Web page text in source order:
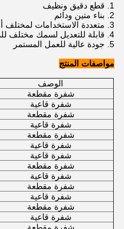
قطع دقيق ونظيف
بناء متين ودائم
متعددة الاستخدامات لمختلف
قابلة للتعديل لسمك مختلف
جودة عالية للعمل المستمر
مواصفات المنتج
الوصف
شفرة مقطعة
شفرة قاعية
شفرة مقطعة
شفرة قاعية
شفرة مقطعة
شفرة قاعية
شفرة قاعية
شفرة مقطعة
شفرة قاعية
شفرة مقطعة
شفرة قاعية
شفرة مقطعة
شفرة قاعية